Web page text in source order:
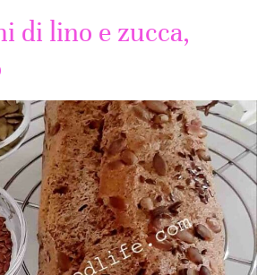
di lino e zucca,